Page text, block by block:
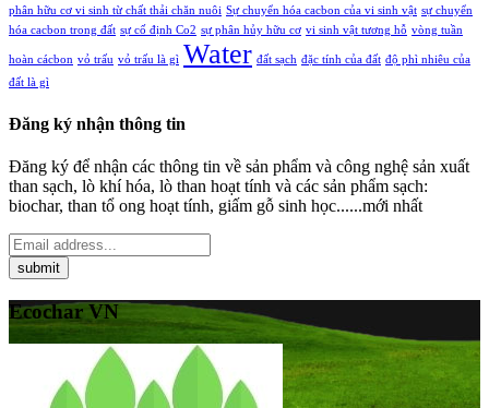
phân hữu cơ vi sinh từ chất thải chăn nuôi Sự chuyển hóa cacbon của vi sinh vật sự chuyển
hóa cacbon trong đất sự cố định Co2 sự phân hủy hữu cơ vi sinh vật tương hỗ vòng tuần
hoàn cácbon vỏ trấu vỏ trấu là gì Water đất sạch đặc tính của đất độ phì nhiêu của
đất là gì
Đăng ký nhận thông tin
Đăng ký để nhận các thông tin về sản phẩm và công nghệ sản xuất
than sạch, lò khí hóa, lò than hoạt tính và các sản phẩm sạch:
biochar, than tổ ong hoạt tính, giấm gỗ sinh học......mới nhất
Ecochar VN